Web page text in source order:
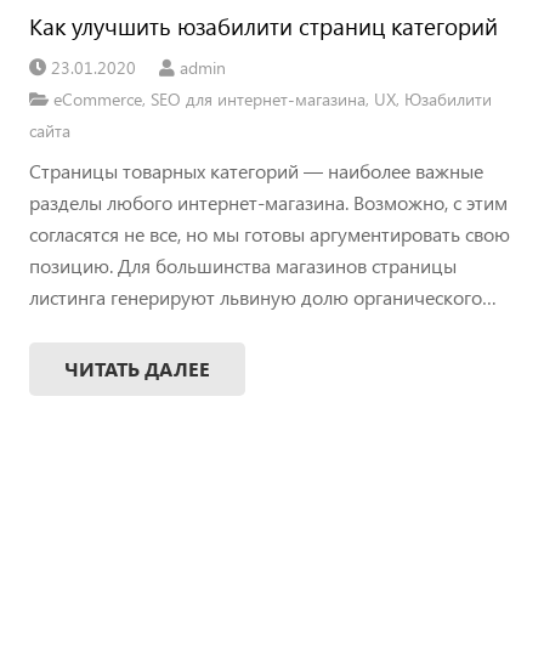
Как улучшить юзабилити страниц категорий
23.01.2020
admin
eCommerce, SEO для интернет-магазина, UX, Юзабилити
сайта
Страницы товарных категорий — наиболее важные
разделы любого интернет-магазина. Возможно, с этим
согласятся не все, но мы готовы аргументировать свою
позицию. Для большинства магазинов страницы
листинга генерируют львиную долю органического…
ЧИТАТЬ ДАЛЕЕ